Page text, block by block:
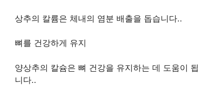
상추의 칼륨은 체내의 염분 배출을 돕습니다..
뼈를 건강하게 유지
양상추의 칼슘은 뼈 건강을 유지하는 데 도움이 됩
니다..